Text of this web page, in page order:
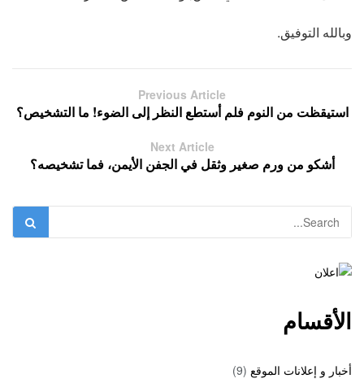
وبالله التوفيق.
Previous Article
استيقظت من النوم فلم أستطع النظر إلى الضوء! ما التشخيص؟
Next Article
أشكو من ورم صغير وثقل في الجفن الأيمن، فما تشخيصه؟
الأقسام
أخبار و إعلانات الموقع (9)